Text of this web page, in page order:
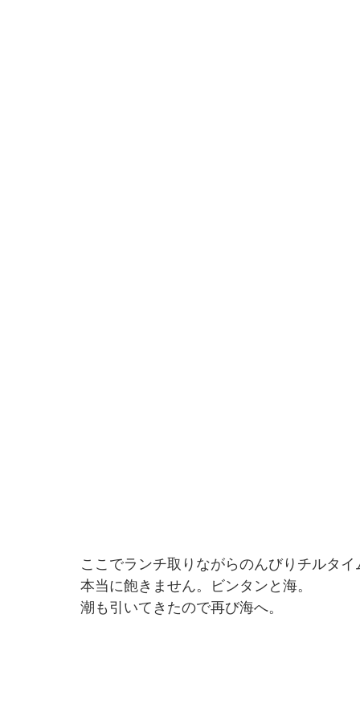
ここでランチ取りながらのんびりチルタイ
本当に飽きません。ビンタンと海。
潮も引いてきたので再び海へ。